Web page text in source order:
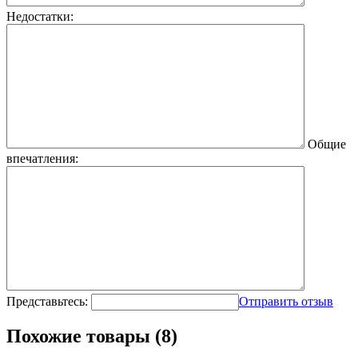
Недостатки:
Общие
впечатления:
Представьтесь: Отправить отзыв
Похожие товары (8)